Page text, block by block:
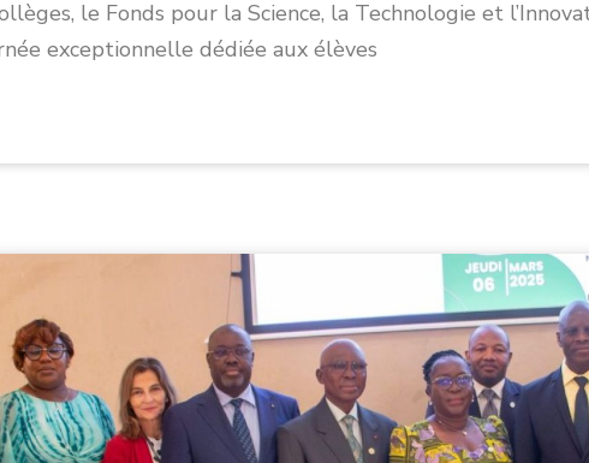
le Fonds pour la Science, la Technologie et
exceptionnelle dédiée aux élèves